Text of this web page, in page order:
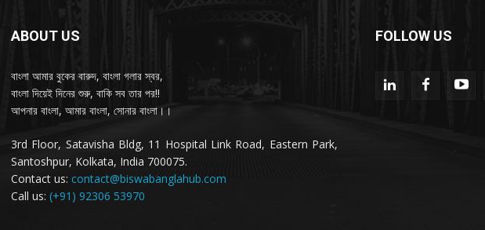
ABOUT US
বাংলা আমার বুকের বারুদ, বাংলা গলার স্বর,
বাংলা দিয়েই দিনের শুরু, বাকি সব তার পর!!
আপনার বাংলা, আমার বাংলা, সোনার বাংলা।।
3rd Floor, Satavisha Bldg, 11 Hospital Link Road, Eastern Park,
Santoshpur, Kolkata, India 700075.
Contact us: contact@biswabanglahub.com
Call us: (+91) 92306 53970
FOLLOW US